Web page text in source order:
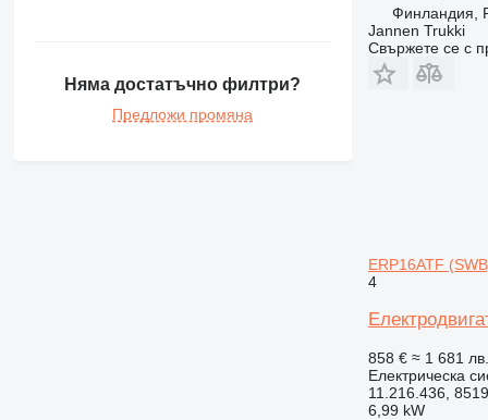
Няма достатъчно филтри?
Предложи промяна
Финландия,
Jannen Trukki
Свържете се с
ERP16ATF
4
858 € ≈ 1 681 лв.
Електрическа
11.216.436,
6,99 kW